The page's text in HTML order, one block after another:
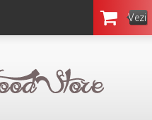
Vezi
Coşul